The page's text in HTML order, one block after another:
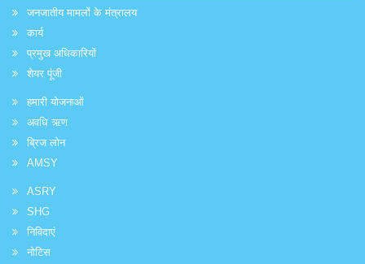
जनजातीय मामलों के मंत्रालय
कार्य
प्रमुख अधिकारियों
शेयर पूंजी
हमारी योजनाओं
अवधि ऋण
ब्रिज लोन
AMSY
ASRY
SHG
निविदाएं
नोटिस